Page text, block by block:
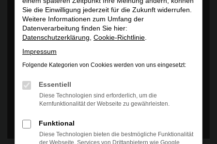
Es wird versucht, Inhalte von www.google.comzu laden. Dabei
können Daten an Dritte weitergegeben werden. Wenn Sie damit
Sie die Einwilligung jederzeit für die Zukunft widerrufen.
Weitere Informationen zum Umfang der
Datenverarbeitung finden Sie hier:
Datenschutzerklärung Cookie-Richtlinie
Impressum
Folgende Kategorien von Cookies werden von uns eingesetzt:
Essentiell
Diese Technologien sind erforderlich, um die
Kernfunktionalität der Webseite zu gewährleisten.
Funktional
Diese Technologien bieten die bestmögliche Funktionalität
der Webseite. Services von Drittanbietern wie Google